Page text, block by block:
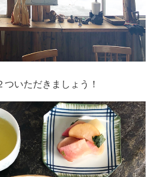
いただきましょう！